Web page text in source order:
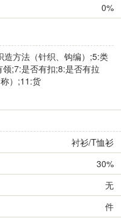
0%
方法（针织、钩编）;5:类
;7:是否有扣;8:是否有拉
）;11:货
衬衫/T恤衫
30%
无
件